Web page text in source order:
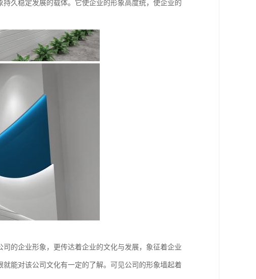
久稳定发展的载体。它使企业的形象高度统，使企业的
的企业形象，更传达着企业的文化与发展，象征着企业
能对该公司文化有一定的了解。可见公司的形象墙起着